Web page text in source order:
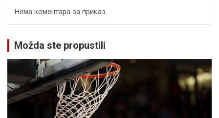
Нема коментара за приказ.
Možda ste propustili